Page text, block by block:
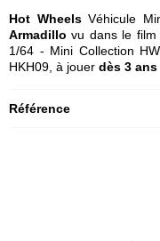
Hot WheelsVéhicule
Armadillo vu dans le film
1/64 - Mini Collection
HKH09, à jouer dès 3 ans
Référence